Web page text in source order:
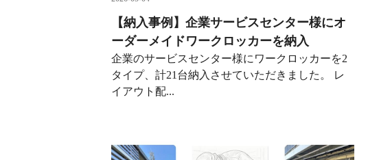
【納入事例】企業サービスセンター様にオ
ーダーメイドワークロッカーを納入
企業のサービスセンター様にワークロッカーを2
タイプ、計21台納入させていただきました。 レ
イアウト配...